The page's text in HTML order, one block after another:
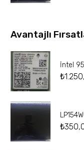
Avantajlı
İntel
₺
₺